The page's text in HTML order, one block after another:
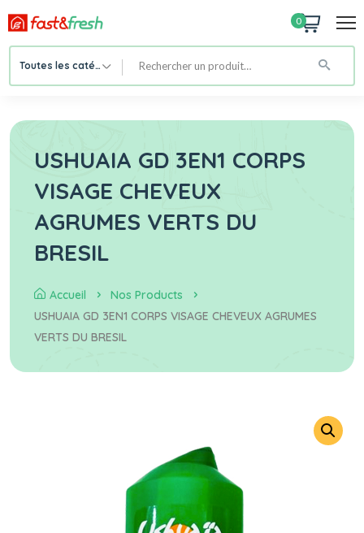
0
Toutes les catégories
USHUAIA GD 3EN1 CORPS
VISAGE CHEVEUX
AGRUMES VERTS DU
BRESIL
Accueil
Nos Products
USHUAIA GD 3EN1 CORPS VISAGE CHEVEUX AGRUMES
VERTS DU BRESIL